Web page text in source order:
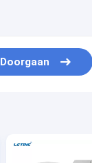
Doorgaan